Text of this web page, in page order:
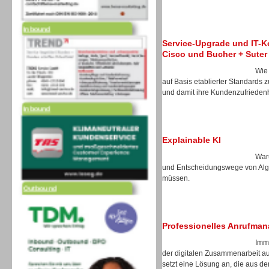
Inbound
Inbound
Outbound
Service-Upgrade und IT-
Cisco und Bucher + Suter
auf Basis etablierter Standards
und damit ihre
Explainable KI
und Entscheidungswege von
müssen.
Professionelles
der digitalen Zusammenarbeit
setzt eine Lösung an, die aus